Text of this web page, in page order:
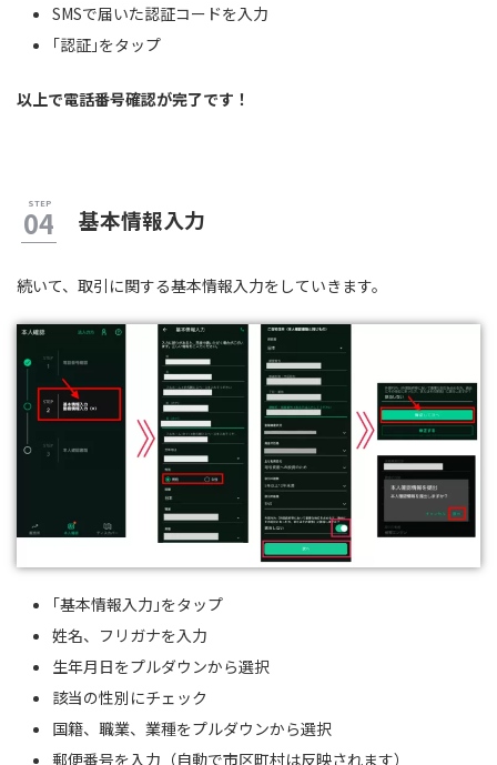
SMSで届いた認証コードを入力
｢認証｣をタップ
以上で電話番号確認が完了です！
基本情報入力
続いて、取引に関する基本情報入力をしていきます。
｢基本情報入力｣をタップ
姓名、フリガナを入力
生年月日をプルダウンから選択
該当の性別にチェック
国籍、職業、業種をプルダウンから選択
郵便番号を入力（自動で市区町村は反映されます）